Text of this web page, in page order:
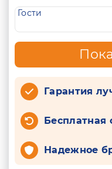
Гости
Гарантия
Бесплатная
Надежное